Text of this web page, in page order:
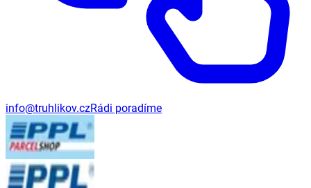
info@truhlikov.czRádi poradíme